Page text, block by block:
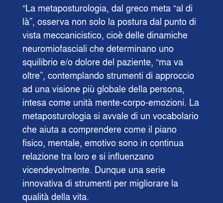
“La metaposturologia, dal greco meta “al di
là”, osserva non solo la postura dal punto di
vista meccanicistico, cioè delle dinamiche
neuromiofasciali che determinano uno
squilibrio e/o dolore del paziente, “ma va
oltre”, contemplando strumenti di approccio
ad una visione più globale della persona,
intesa come unità mente-corpo-emozioni. La
metaposturologia si avvale di un vocabolario
che aiuta a comprendere come il piano
fisico, mentale, emotivo sono in continua
relazione tra loro e si influenzano
vicendevolmente. Dunque una serie
innovativa di strumenti per migliorare la
qualità della vita.